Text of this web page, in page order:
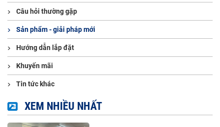
Câu hỏi thường gặp
Sản phẩm - giải pháp mới
Hướng dẫn lắp đặt
Khuyến mãi
Tin tức khác
XEM NHIỀU NHẤT